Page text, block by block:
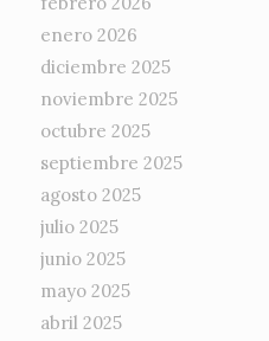
enero 2026
diciembre 2025
noviembre 2025
octubre 2025
septiembre 2025
agosto 2025
julio 2025
junio 2025
mayo 2025
abril 2025